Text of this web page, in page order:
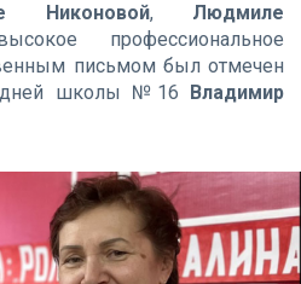
Никоновой, Людмиле
профессиональное
письмом был отмечен
школы №16 Владимир